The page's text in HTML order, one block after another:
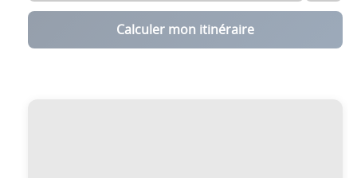
Calculer mon itinéraire